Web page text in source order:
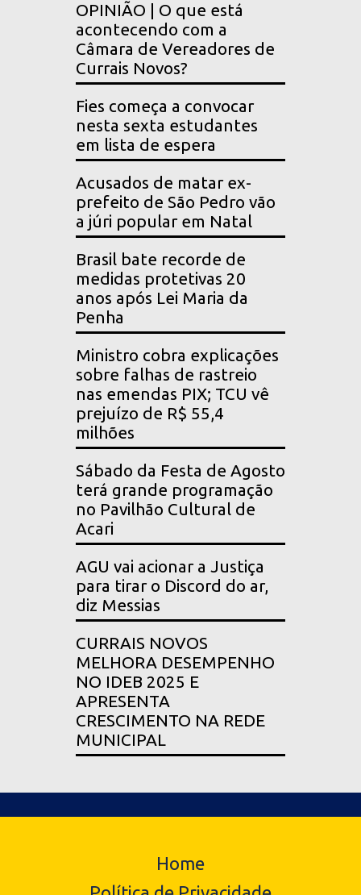
OPINIÃO | O que está
acontecendo com a
Câmara de Vereadores de
Currais Novos?
Fies começa a convocar
nesta sexta estudantes
em lista de espera
Acusados de matar ex-
prefeito de São Pedro vão
a júri popular em Natal
Brasil bate recorde de
medidas protetivas 20
anos após Lei Maria da
Penha
Ministro cobra explicações
sobre falhas de rastreio
nas emendas PIX; TCU vê
prejuízo de R$ 55,4
milhões
Sábado da Festa de Agosto
terá grande programação
no Pavilhão Cultural de
Acari
AGU vai acionar a Justiça
para tirar o Discord do ar,
diz Messias
CURRAIS NOVOS
MELHORA DESEMPENHO
NO IDEB 2025 E
APRESENTA
CRESCIMENTO NA REDE
MUNICIPAL
Home